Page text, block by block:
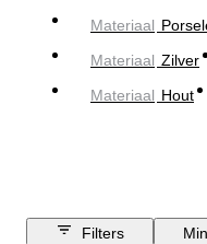
Materiaal
Materiaal Zilver
Materiaal Hout
Filters